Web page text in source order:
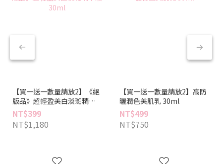
【買一送一數量請放2】《絕
版品》超輕盈美白淡斑精華
液 30ml
NT$399
NT$1,180
【買一送一數量請放2】高防
曬潤色美肌乳 30ml
NT$499
NT$750